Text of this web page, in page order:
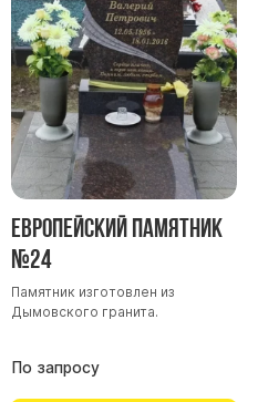
Европейский памятник
№24
Памятник изготовлен из
Дымовского гранита.
По запросу